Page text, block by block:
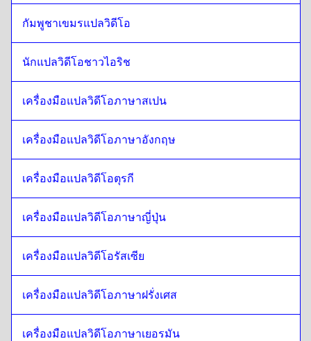
นอร์เวย์
ถึง
นอร์เวย์ถึงสโลวัค
นอร์เวย์ถึงญี่ปุ่น
ญี่ปุ่นถึงนอร์เวย์
นอร์เวย์ถึงภาษาโซมาลี
ภาษาโซมาลีถึงนอร์เวย์
นอร์เวย์ถึงภาษาอาหรับกาตาร์
ภาษาอาหรับกาตาร์ถึงนอร์เวย์
นอร์เวย์
ซาอุดิอาระเบีย
ซาอุดิอาระเบียถึงนอร์เวย์
นอร์เวย์ถึงอุซเบค
กัมพูชาเขมรแปลวิดีโอ
นักแปลวิดีโอชาวไอริช
เครื่องมือแปลวิดีโอภาษาสเปน
เครื่องมือแปลวิดีโอภาษาอังกฤษ
เครื่องมือแปลวิดีโอตุรกี
เครื่องมือแปลวิดีโอภาษาญี่ปุ่น
เครื่องมือแปลวิดีโอรัสเซีย
เครื่องมือแปลวิดีโอภาษาฝรั่งเศส
เครื่องมือแปลวิดีโอภาษาเยอรมัน